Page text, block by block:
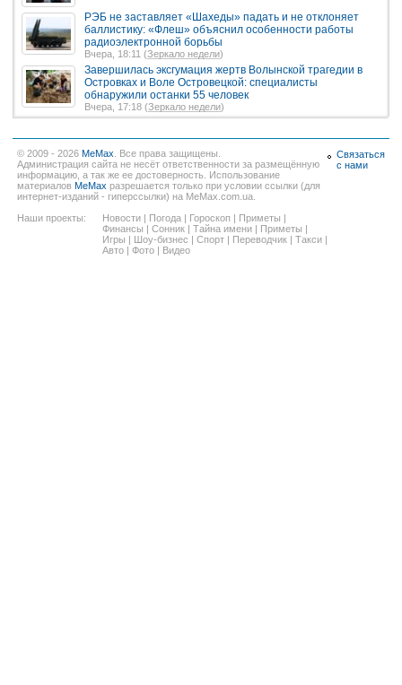
РЭБ не заставляет «Шахеды» падать и не отклоняет
баллистику: «Флеш» объяснил особенности работы
радиоэлектронной борьбы
Вчера, 18:11 (Зеркало недели)
Завершилась эксгумация жертв Волынской трагедии в
Островках и Воле Островецкой: специалисты
обнаружили останки 55 человек
Вчера, 17:18 (Зеркало недели)
© 2009 - 2026 MeMax . Все права защищены.
Администрация сайта не несёт ответственности за размещённую
информацию, а так же ее достоверность. Использование
материалов MeMax разрешается только при условии ссылки (для
интернет-изданий - гиперссылки) на MeMax.com.ua.
Наши проекты:
Новости | Погода | Гороскоп | Приметы |
Финансы | Сонник | Тайна имени | Приметы |
Игры | Шоу-бизнес | Спорт | Переводчик | Такси |
Авто | Фото | Видео
Связаться
с нами